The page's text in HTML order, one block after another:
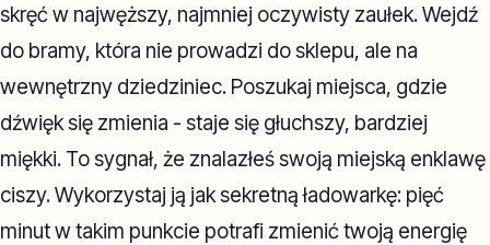
skręć w najwęższy, najmniej oczywisty zaułek. Wejdź
do bramy, która nie prowadzi do sklepu, ale na
wewnętrzny dziedziniec. Poszukaj miejsca, gdzie
dźwięk się zmienia - staje się głuchszy, bardziej
miękki. To sygnał, że znalazłeś swoją miejską enklawę
ciszy. Wykorzystaj ją jak sekretną ładowarkę: pięć
minut w takim punkcie potrafi zmienić twoją energię